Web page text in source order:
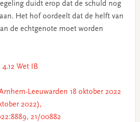
duidt erop dat de schuld nog
Het hof oordeelt dat de helft van
de echtgenote moet worden
4.12 Wet IB
Leeuwarden 18 oktober 2022
2022),
21/00882